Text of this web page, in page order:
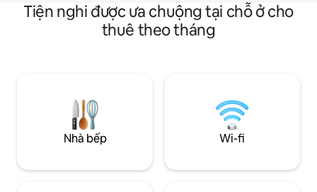
Tiện nghi được ưa chuộng tại chỗ ở cho
thuê theo tháng
Nhà bếp Wi-fi